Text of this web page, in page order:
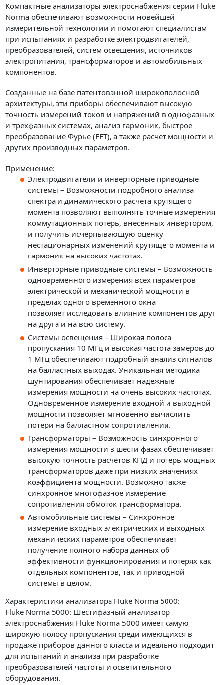
Компактные анализаторы электроснабжения серии Fluke
Norma обеспечивают возможности новейшей
измерительной технологии и помогают специалистам
при испытаниях и разработке электродвигателей,
преобразователей, систем освещения, источников
электропитания, трансформаторов и автомобильных
компонентов.
Созданные на базе патентованной широкополосной
архитектуры, эти приборы обеспечивают высокую
точность измерений токов и напряжений в однофазных
и трехфазных системах, анализ гармоник, быстрое
преобразование Фурье (FFT), а также расчет мощности и
других производных параметров.
Применение:
Электродвигатели и инверторные приводные
системы – Возможности подробного анализа
спектра и динамического расчета крутящего
момента позволяют выполнять точные измерения
коммутационных потерь, внесенных инвертором,
и получить исчерпывающую оценку
нестационарных изменений крутящего момента и
гармоник на высоких частотах.
Инверторные приводные системы – Возможность
одновременного измерения всех параметров
электрической и механической мощности в
пределах одного временного окна
позволяет исследовать влияние компонентов друг
на друга и на всю систему.
Системы освещения – Широкая полоса
пропускания 10 МГц и высокая частота замеров до
1 МГц обеспечивают подробный анализ сигналов
на балластных выходах. Уникальная методика
шунтирования обеспечивает надежные
измерения мощности на очень высоких частотах.
Одновременное измерение входной и выходной
мощности позволяет мгновенно вычислить
потери на балластном сопротивлении.
Трансформаторы – Возможность синхронного
измерения мощности в шести фазах обеспечивает
высокую точность расчетов КПД и потерь мощных
трансформаторов даже при низких значениях
коэффициента мощности. Возможно также
синхронное многофазное измерение
сопротивления обмоток трансформатора.
Автомобильные системы – Синхронное
измерение входных электрических и выходных
механических параметров обеспечивает
получение полного набора данных об
эффективности функционирования и потерях как
отдельных компонентов, так и приводной
системы в целом.
Характеристики анализатора Fluke Norma 5000:
Fluke Norma 5000: Шестифазный анализатор
электроснабжения Fluke Norma 5000 имеет самую
широкую полосу пропускания среди имеющихся в
продаже приборов данного класса и идеально подходит
для испытаний и анализа при разработке
преобразователей частоты и осветительного
оборудования.